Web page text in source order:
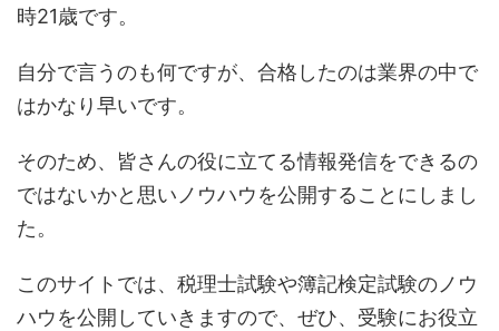
時21歳です。
自分で言うのも何ですが、合格したのは業界の中で
はかなり早いです。
そのため、皆さんの役に立てる情報発信をできるの
ではないかと思いノウハウを公開することにしまし
た。
このサイトでは、税理士試験や簿記検定試験のノウ
ハウを公開していきますので、ぜひ、受験にお役立